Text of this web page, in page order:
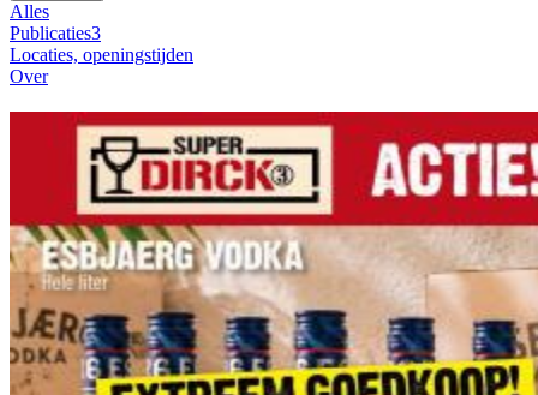
Alles
Publicaties3
Locaties, openingstijden
Over